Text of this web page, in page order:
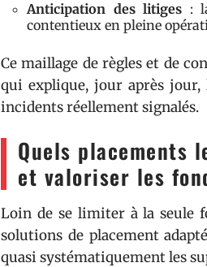
Anticipation des litiges :
contentieux en pleine
Ce maillage de règles et de
qui explique, jour après
incidents réellement signalés.
Quels placements
et valoriser les
Loin de se limiter à la seule
solutions de placement
quasi systématiquement les